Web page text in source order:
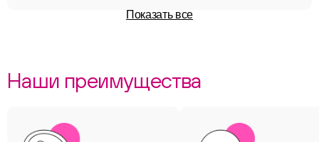
Показать все
Наши преимущества